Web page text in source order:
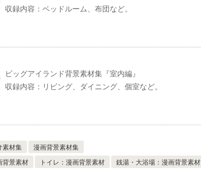
収録内容：ベッドルーム、布団など。
ビッグアイランド背景素材集『室内編』
収録内容：リビング、ダイニング、個室など。
素材集
漫画背景素材集
背景素材 トイレ：漫画背景素材 銭湯・大浴場：漫画背景素材